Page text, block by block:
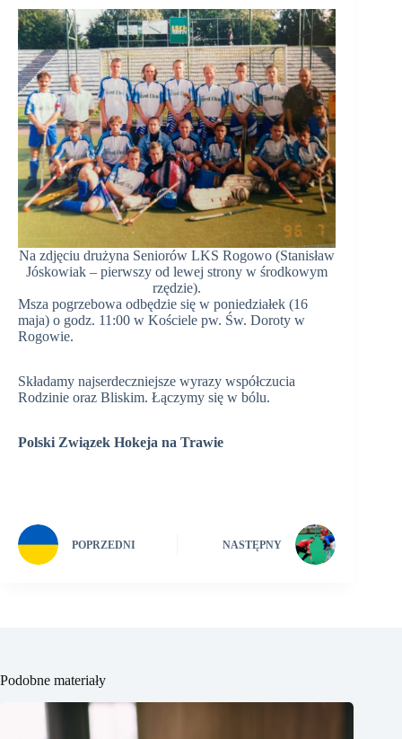
Na zdjęciu drużyna Seniorów LKS Rogowo (Stanisław
Jóskowiak – pierwszy od lewej strony w środkowym
rzędzie).
Msza pogrzebowa odbędzie się w poniedziałek (16
maja) o godz. 11:00 w Kościele pw. Św. Doroty w
Rogowie.
Składamy najserdeczniejsze wyrazy współczucia
Rodzinie oraz Bliskim. Łączymy się w bólu.
Polski Związek Hokeja na Trawie
POPRZEDNI NASTĘPNY
Podobne materiały